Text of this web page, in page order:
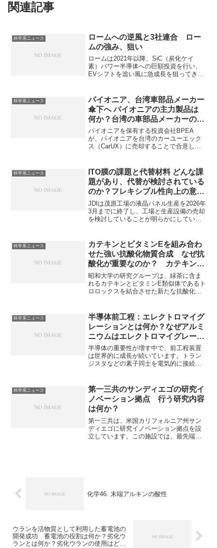
関連記事
科学系ニュース
ロームへの逆風と3社連合 ロー
ムの強み、狙い
ロームは2021年以降、SiC（炭化ケイ
素）パワー半導体への巨額投資を行い、
EVシフトを追い風に急成長を狙ってきま
造とは何か知ることができます。
科学系ニュース
パイオニア、台湾車部品メーカー
傘下へ パイオニアの主力製品は
何か？台湾の車部品メーカーの傘
下となった理由は？
パイオニアを保有する投資会社BPEA
が、パイオニアを台湾のカーユーエック
ス（CarUX）に売却することで合意した
し、パイオニアの音響・HMI技術を高く
評価したためです。パイオニアの主力製
品は何か、CarUXがパイオニアを傘下と
した理由を知ることができます。
科学系ニュース
ITO膜の課題と代替材料 どんな課
題があり、代替が検討されている
のか？フレキシブル性向上の意味
は？
JDIは茂原工場の液晶パネル生産を2026年
3月までに終了し、工場と生産設備の売却
を検討していることが明らかにしていま
が、いくつかの課題も抱えています。ITO
膜の課題と代替材料について知ることが
できます。
科学系ニュース
カテキンとビタミンEを組み合わ
せた強い抗酸化物質合成 なぜ抗
酸化が重要なのか？ カテキンや
ビタミンEはなざ抗酸化作用を持
つのか？
昭和大学の研究グループは、緑茶に含ま
れるカテキンとビタミンE類似体であるト
ロロックスを結合させた新たな抗酸化物
か？ カテキンやビタミンEはなぜ抗酸化
作用を持つのか？を知ることができる記
事になっています。
科学系ニュース
半導体前工程：エレクトロマイグ
レーションとは何か？なぜアルミ
ニウムはエレクトロマイグレーシ
ョン耐性が低いのか？配線形成、
メタライゼーションとは何か？ど
んな金属が使用されるのか？形成
半導体の重要性が増す中で、前工程装置
は世界的に成長が続いています。トラン
ジスタなどの素子同士を電気的に接続す
成、メタライゼーションはLSIの性能（高
速性、低消費電力など）や信頼性に大き
く影響します。どのような金属が使用さ
れるのか、その製法はどのようなものか
を知ることができます。
科学系ニュース
第一三共のサンディエゴの研究イ
ノベーション拠点 行う研究内容
は何か？
第一三共は、米国カリフォルニア州サン
ディエゴに研究イノベーション拠点を設
立しています。この施設では、最先端の
化学46. 末端アルキンの酸性
ウランを活物質として利用した蓄電池の
開発成功 蓄電池の役割は何か？劣化ウ
ランとは何か？劣化ウランの使用はどん